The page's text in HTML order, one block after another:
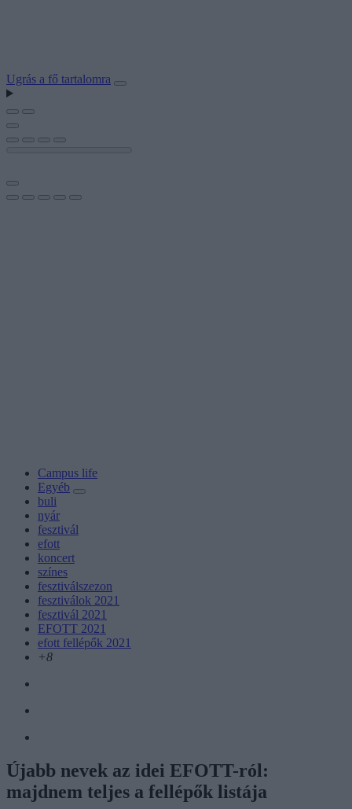
Ugrás a fő tartalomra
Campus life
Egyéb
buli
nyár
fesztivál
efott
koncert
színes
fesztiválszezon
fesztiválok 2021
fesztivál 2021
EFOTT 2021
efott fellépők 2021
+8
Újabb nevek az idei EFOTT-ról:
majdnem teljes a fellépők listája